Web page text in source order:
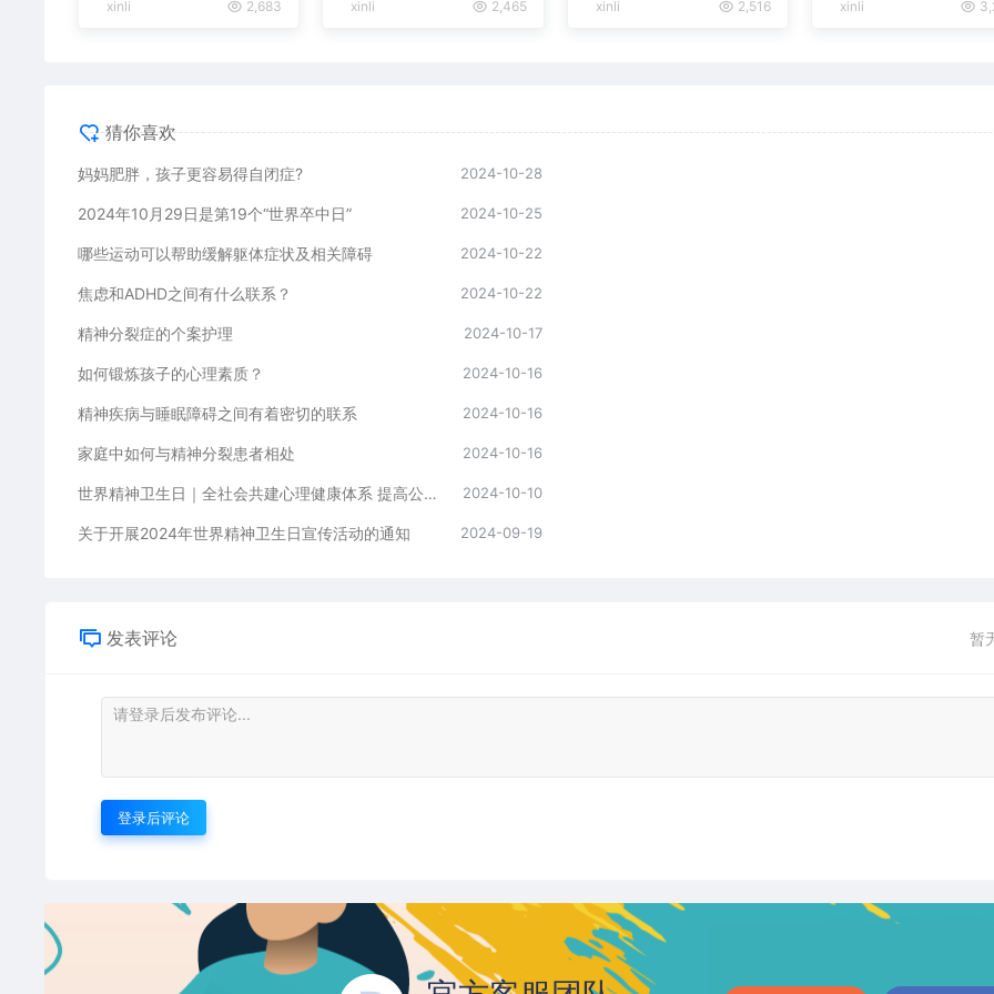
xinli 2,683 xinli 2,465 xinli 2,516 xinli
猜你喜欢
妈妈肥胖，孩子更容易得自闭症? 2024-10-28
2024年10月29日是第19个“世界卒中日” 2024-10-25
哪些运动可以帮助缓解躯体症状及相关障碍 2024-10-22
焦虑和ADHD之间有什么联系？ 2024-10-22
精神分裂症的个案护理 2024-10-17
如何锻炼孩子的心理素质？ 2024-10-16
精神疾病与睡眠障碍之间有着密切的联系 2024-10-16
家庭中如何与精神分裂患者相处 2024-10-16
世界精神卫生日｜全社会共建心理健康体系 提高公众心理健康素养 2024-10-10
关于开展2024年世界精神卫生日宣传活动的通知 2024-09-19
发表评论 暂
登录后评论